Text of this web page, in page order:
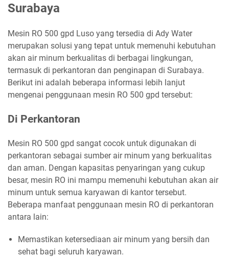
Surabaya
Mesin RO 500 gpd Luso yang tersedia di Ady Water
merupakan solusi yang tepat untuk memenuhi kebutuhan
akan air minum berkualitas di berbagai lingkungan,
termasuk di perkantoran dan penginapan di Surabaya.
Berikut ini adalah beberapa informasi lebih lanjut
mengenai penggunaan mesin RO 500 gpd tersebut:
Di Perkantoran
Mesin RO 500 gpd sangat cocok untuk digunakan di
perkantoran sebagai sumber air minum yang berkualitas
dan aman. Dengan kapasitas penyaringan yang cukup
besar, mesin RO ini mampu memenuhi kebutuhan akan air
minum untuk semua karyawan di kantor tersebut.
Beberapa manfaat penggunaan mesin RO di perkantoran
antara lain:
Memastikan ketersediaan air minum yang bersih dan
sehat bagi seluruh karyawan.